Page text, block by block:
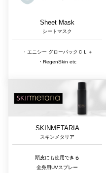
Sheet Mask
シートマスク
・エニシー グローパックＣＬ＋
・RegenSkin etc
SKINMETARIA
スキンメタリア
頭皮にも使用できる
全身用UVスプレー